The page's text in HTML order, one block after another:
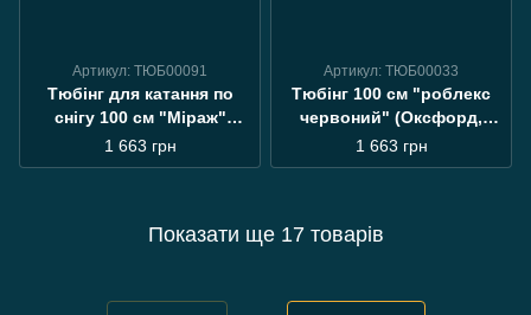
Артикул: ТЮБ00091
Тюбінг для катання по
снігу 100 см "Міраж"
(Оксфорд, ПВХ) санки
ватрушка
1 663 грн
Артикул: ТЮБ00033
Тюбінг 100 см "роблекс
червоний" (Оксфорд,
ПВХ) санки ватрушка
1 663 грн
Показати ще 17 товарів